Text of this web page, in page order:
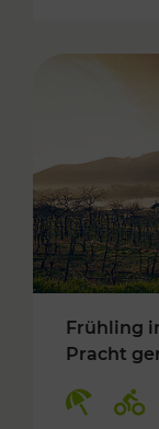
Frühling
Pracht